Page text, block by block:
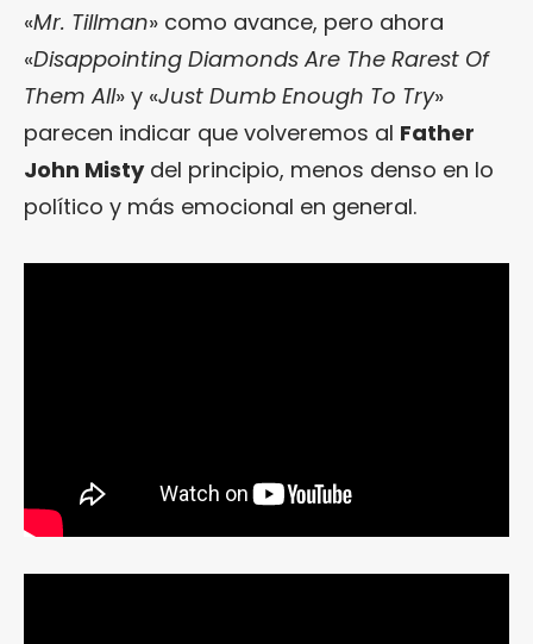
«Mr. Tillman» como avance, pero ahora
«Disappointing Diamonds Are The Rarest Of
Them All» y «Just Dumb Enough To Try»
parecen indicar que volveremos al Father
John Mistydel principio, menos denso en lo
político y más emocional en general.